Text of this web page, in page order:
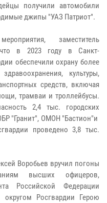
получили автомобили
джипы "УАЗ Патриот".
заместитель
что в 2023 году в Санкт-
обеспечили охрану более
культуры,
средств, включая
трамваи и троллейбусы.
2,4 тыс. городских
"Гранит", ОМОН "Бастион"и
проведено 3,8 тыс.
Воробьев вручил погоны
высших офицеров,
Российской Федерации
Росгвардии Герою